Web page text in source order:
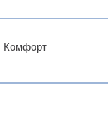
Комфорт